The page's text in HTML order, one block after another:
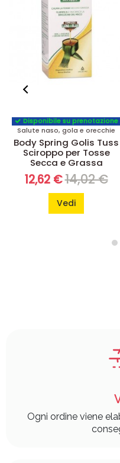
Disponibile su prenotazione
Salute naso, gola e orecchie
Body Spring Golis Tuss
Sciroppo per Tosse
Secca e Grassa
12,62 €14,02 €
Vedi
Ogni ordine viene